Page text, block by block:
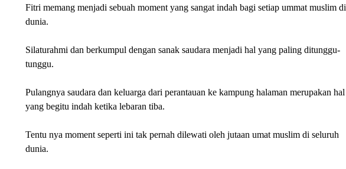
Fitri memang menjadi sebuah moment yang sangat indah bagi setiap ummat muslim di
dunia.
Silaturahmi dan berkumpul dengan sanak saudara menjadi hal yang paling ditunggu-
tunggu.
Pulangnya saudara dan keluarga dari perantauan ke kampung halaman merupakan hal
yang begitu indah ketika lebaran tiba.
Tentu nya moment seperti ini tak pernah dilewati oleh jutaan umat muslim di seluruh
dunia.